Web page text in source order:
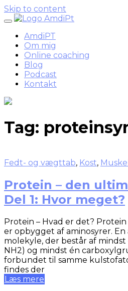
Skip to content
AmdiPT
Om mig
Online coaching
Blog
Podcast
Kontakt
Tag:
Fedt- og vægttab, Kost,
Protein – den
Del 1: Hvor meget?
Protein – Hvad er det?
er opbygget af aminosyrer. En
molekyle, der består af
NH2) og mindst én
forbundet til samme
findes der
Læs mere